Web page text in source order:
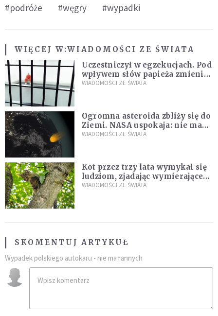
#podróże #węgry #wypadki
WIĘCEJ W:WIADOMOŚCI ZE ŚWIATA
Uczestniczył w egzekucjach. Pod
wpływem słów papieża zmienił
zdanie
WIADOMOŚCI ZE ŚWIATA
Ogromna asteroida zbliży się do
Ziemi. NASA uspokaja: nie ma
zagrożenia
WIADOMOŚCI ZE ŚWIATA
Kot przez trzy lata wymykał się
ludziom, zjadając wymierające
kaczki. W końcu popełnił
WIADOMOŚCI ZE ŚWIATA
SKOMENTUJ ARTYKUŁ
Wypadek polskiego autokaru - nie ma rannych